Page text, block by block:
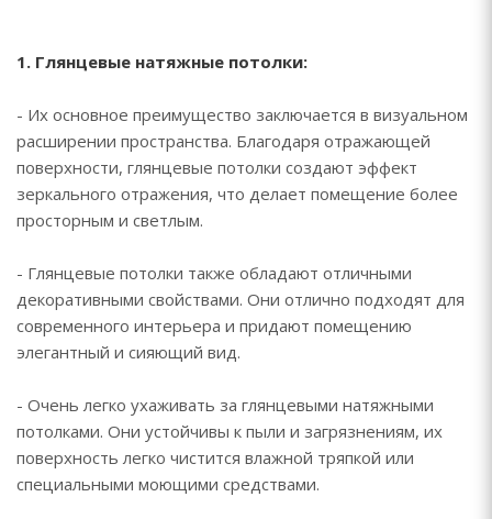
1. Глянцевые натяжные потолки:
- Их основное преимущество заключается в визуальном
расширении пространства. Благодаря отражающей
поверхности, глянцевые потолки создают эффект
зеркального отражения, что делает помещение более
просторным и светлым.
- Глянцевые потолки также обладают отличными
декоративными свойствами. Они отлично подходят для
современного интерьера и придают помещению
элегантный и сияющий вид.
- Очень легко ухаживать за глянцевыми натяжными
потолками. Они устойчивы к пыли и загрязнениям, их
поверхность легко чистится влажной тряпкой или
специальными моющими средствами.